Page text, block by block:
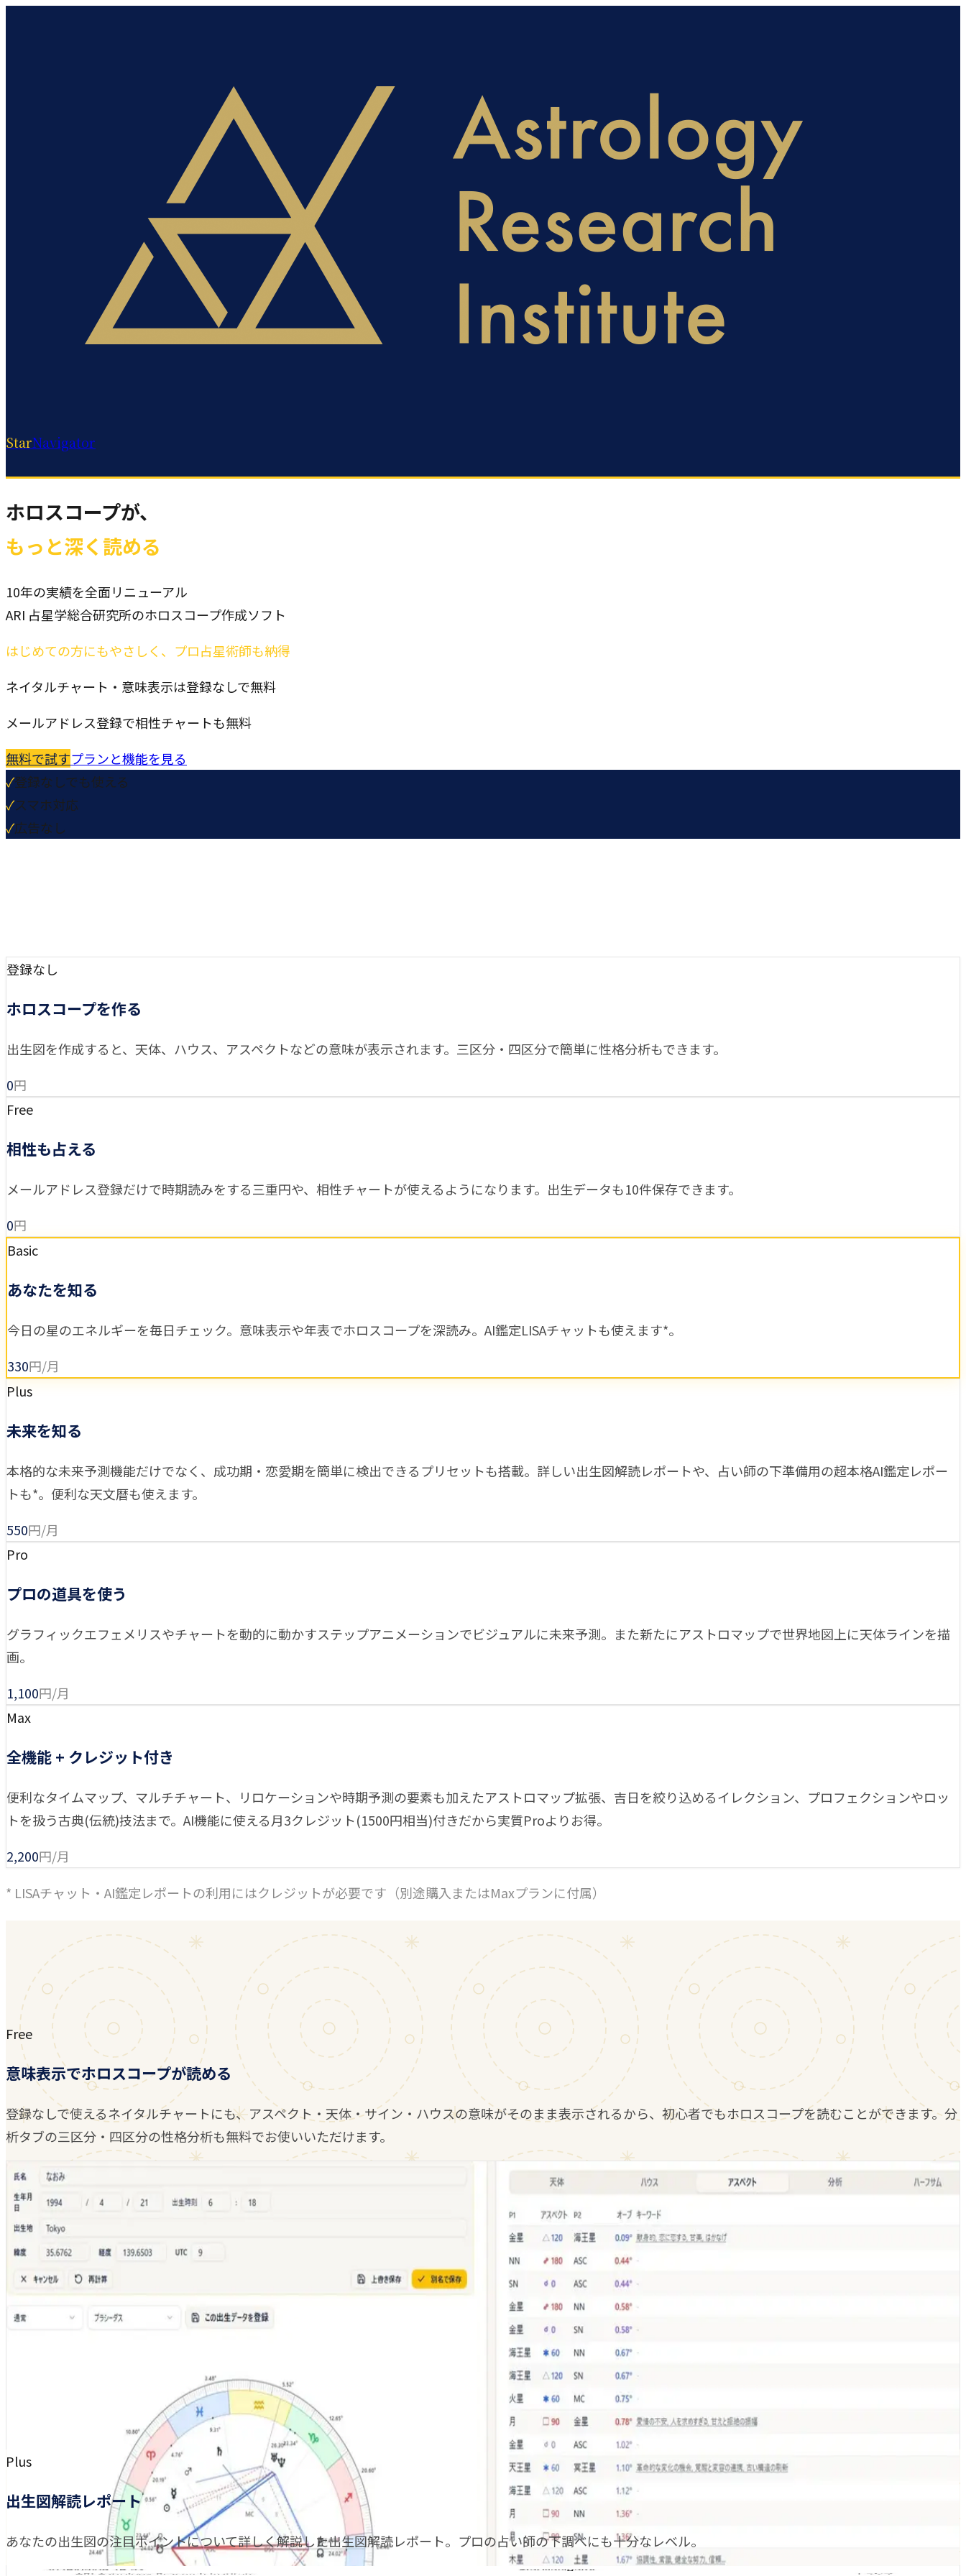
StarNavigator
ホロスコープが、
もっと深く読める
10年の実績を全面リニューアル
ARI 占星学総合研究所のホロスコープ作成ソフト
はじめての方にもやさしく、プロ占星術師も納得
ネイタルチャート・意味表示は登録なしで無料
メールアドレス登録で相性チャートも無料
無料で試すプランと機能を見る
✓登録なしでも使える
✓スマホ対応
✓広告なし
登録なし
ホロスコープを作る
出生図を作成すると、天体、ハウス、アスペクトなどの意味が表示されます。三区分・四区分で簡単に性格分析もできます。
0円
Free
相性も占える
メールアドレス登録だけで時期読みをする三重円や、相性チャートが使えるようになります。出生データも10件保存できます。
0円
Basic
あなたを知る
今日の星のエネルギーを毎日チェック。意味表示や年表でホロスコープを深読み。AI鑑定LISAチャットも使えます*。
330円/月
Plus
未来を知る
本格的な未来予測機能だけでなく、成功期・恋愛期を簡単に検出できるプリセットも搭載。詳しい出生図解読レポートや、占い師の下準備用の超本格AI鑑定レポー
トも*。便利な天文暦も使えます。
550円/月
Pro
プロの道具を使う
グラフィックエフェメリスやチャートを動的に動かすステップアニメーションでビジュアルに未来予測。また新たにアストロマップで世界地図上に天体ラインを描
画。
1,100円/月
Max
全機能 + クレジット付き
便利なタイムマップ、マルチチャート、リロケーションや時期予測の要素も加えたアストロマップ拡張、吉日を絞り込めるイレクション、プロフェクションやロッ
トを扱う古典(伝統)技法まで。AI機能に使える月3クレジット(1500円相当)付きだから実質Proよりお得。
2,200円/月
* LISAチャット・AI鑑定レポートの利用にはクレジットが必要です（別途購入またはMaxプランに付属）
Free
意味表示でホロスコープが読める
登録なしで使えるネイタルチャートにも、アスペクト・天体・サイン・ハウスの意味がそのまま表示されるから、初心者でもホロスコープを読むことができます。分
析タブの三区分・四区分の性格分析も無料でお使いいただけます。
Plus
出生図解読レポート
あなたの出生図の注目ポイントについて詳しく解説した出生図解読レポート。プロの占い師の下調べにも十分なレベル。